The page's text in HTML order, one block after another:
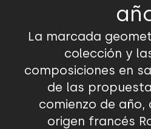
La marcada
colección y
composiciones en
de las
comienzo de
origen francés